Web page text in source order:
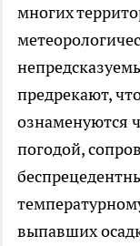
многих
предрекают,
ознаменуются
погодой,
выпавших